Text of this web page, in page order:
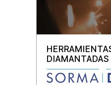
DIAMANTADAS